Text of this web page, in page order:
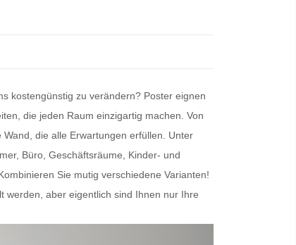
kostengünstig zu verändern? Poster eignen
die jeden Raum einzigartig machen. Von
Wand , die alle Erwartungen erfüllen. Unter
Büro, Geschäftsräume, Kinder- und
Sie mutig verschiedene Varianten!
werden, aber eigentlich sind Ihnen nur Ihre